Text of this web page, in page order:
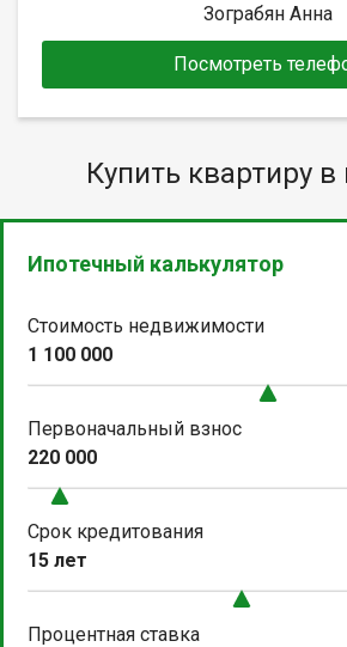
Зограбян Анна
Посмотреть
Купить квартиру в
Ипотечный калькулятор
Стоимость недвижимости
1 100 000
Первоначальный взнос
220 000
Срок кредитования
15 лет
Процентная ставка